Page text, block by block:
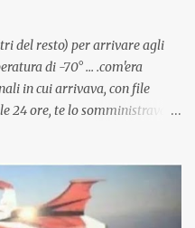
del resto) per arrivare agli
di -70° ... .com'era
in cui arrivava, con file
24 ore, te lo somministravano
"spettacolare Ghiacciato, ma
Ambiente"! Riproponiamo